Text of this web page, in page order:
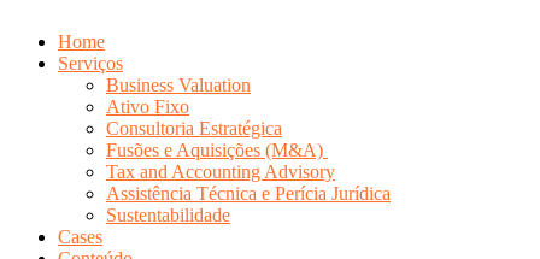
Home
Serviços
Business Valuation
Ativo Fixo
Consultoria Estratégica
Fusões e Aquisições (M&A)
Tax and Accounting Advisory
Assistência Técnica e Perícia Jurídica
Sustentabilidade
Cases